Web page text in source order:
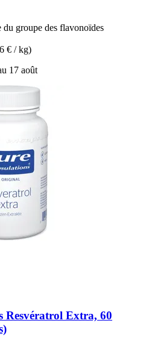
du groupe des flavonoïdes
€ / kg)
17 août
Resvératrol Extra, 60